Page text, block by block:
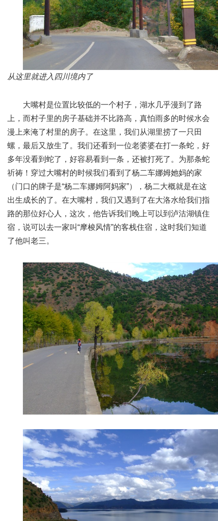
从这里就进入四川境内了
大嘴村是位置比较低的一个村子，湖水几乎漫到了路
上，而村子里的房子基础并不比路高，真怕雨多的时候水会
漫上来淹了村里的房子。在这里，我们从湖里捞了一只田
螺，最后又放生了。我们还看到一位老婆婆在打一条蛇，好
多年没看到蛇了，好容易看到一条，还被打死了。为那条蛇
祈祷！穿过大嘴村的时候我们看到了杨二车娜姆她妈的家
（门口的牌子是“杨二车娜姆阿妈家”），杨二大概就是在这
出生成长的了。在大嘴村，我们又遇到了在大洛水给我们指
路的那位好心人，这次，他告诉我们晚上可以到泸沽湖镇住
宿，说可以去一家叫“摩梭风情”的客栈住宿，这时我们知道
了他叫老三。